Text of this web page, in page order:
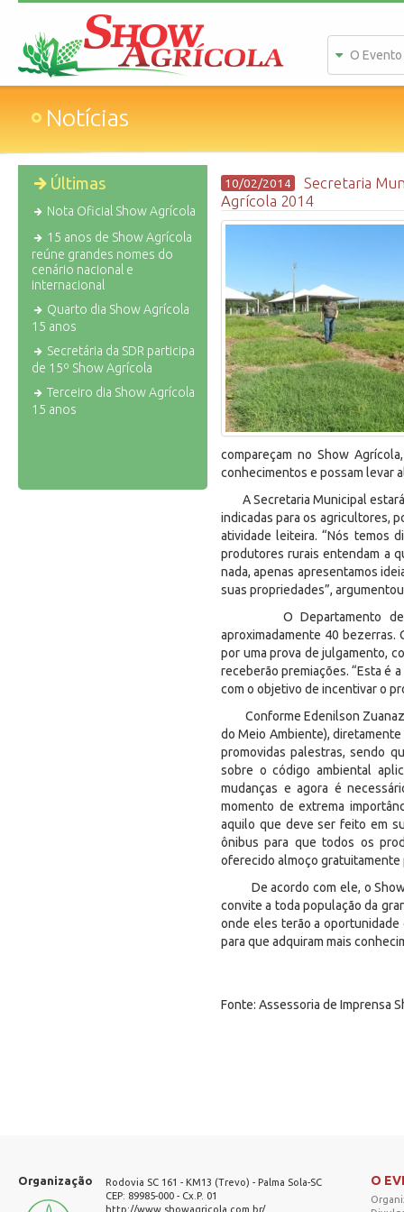
O Evento
Notícias
Últimas
Nota Oficial Show Agrícola
15 anos de Show Agrícola
reúne grandes nomes do
cenário nacional e
internacional
Quarto dia Show Agrícola
15 anos
Secretária da SDR participa
de 15º Show Agrícola
Terceiro dia Show Agrícola
15 anos
10/02/2014
Secretaria
Agrícola 2014
compareçam no Show
conhecimentos e possam levar
A Secretaria Municipal estará
indicadas para os agricultores,
atividade leiteira. “Nós temos
produtores rurais entendam a
nada, apenas apresentamos
suas propriedades”,
O Departamento de
aproximadamente 40 bezerras.
por uma prova de julgamento,
receberão premiações. “Esta é
com o objetivo de incentivar o
Conforme Edenilson
do Meio Ambiente),
promovidas palestras, sendo
sobre o código ambiental
mudanças e agora é
momento de extrema
aquilo que deve ser feito em
ônibus para que todos os
oferecido almoço gratuitamente
De acordo com ele, o Show
convite a toda população da
onde eles terão a oportunidade
para que adquiram mais
Fonte: Assessoria de Imprensa
Organização
Rodovia SC 161 - KM13 (Trevo) - Palma Sola-SC
CEP: 89985-000 - Cx.P. 01
http://www.showagricola.com.br/
O